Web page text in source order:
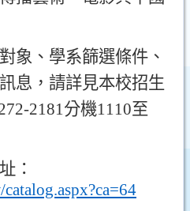
象 、 學系篩選條件 、
息 ， 請詳見本校招生
2181分機1110至
：